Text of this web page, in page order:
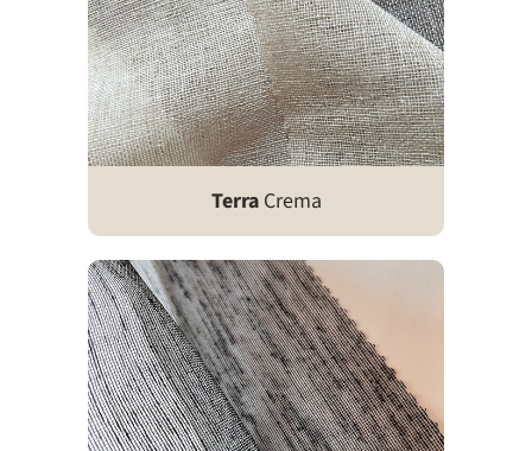
TerraCrema